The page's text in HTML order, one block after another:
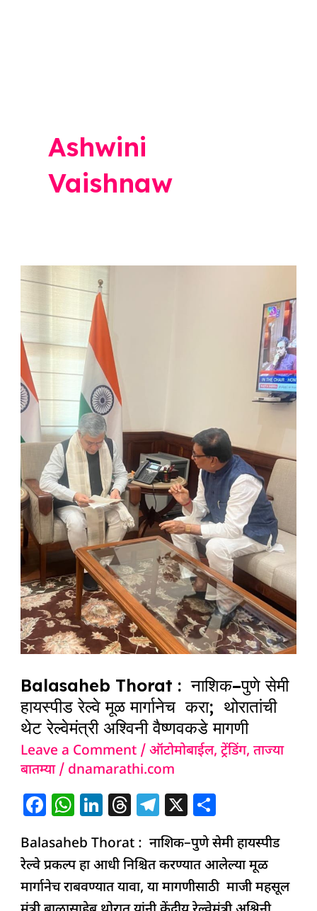
Ashwini
Vaishnaw
Balasaheb Thorat : नाशिक–पुणे सेमी
हायस्पीड रेल्वे मूळ मार्गानेच करा; थोरातांची
थेट रेल्वेमंत्री अश्विनी वैष्णवकडे मागणी
Leave a Comment /ऑटोमोबाईल,ट्रेंडिंग,ताज्या
बातम्या/ dnamarathi.com
F
c
e
b
W
at
s
A
Li
k
e
dI
T
re
a
d
T
el
e
g
ra
X
h
ar
e
Balasaheb Thorat : नाशिक–पुणे सेमी हायस्पीड
रेल्वे प्रकल्प हा आधी निश्चित करण्यात आलेल्या मूळ
मार्गानेच राबवण्यात यावा, या मागणीसाठी माजी महसूल
Balasaheb
: नाशिक–
पुणे
सेमी
हायस्पीड
रेल्वे
मार्गानेच करा; थोरातांची
थेट
रेल्वेमंत्री
अश्विनी
वैष्णवकडे
मागणी